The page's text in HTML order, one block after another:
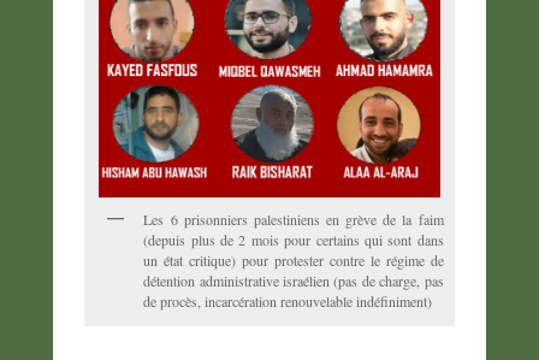
Les 6 prisonniers palestiniens en grève de la faim
(depuis plus de 2 mois pour certains qui sont dans
un état critique) pour protester contre le régime de
détention administrative israélien (pas de charge, pas
de procès, incarcération renouvelable indéfiniment)